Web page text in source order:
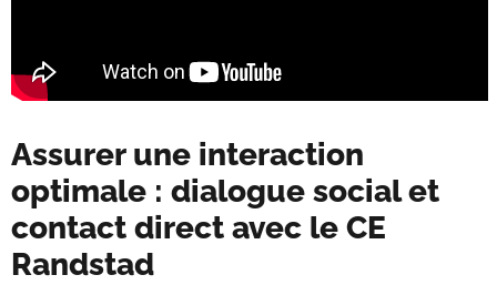
Assurer une interaction
optimale : dialogue social et
contact direct avec le CE
Randstad